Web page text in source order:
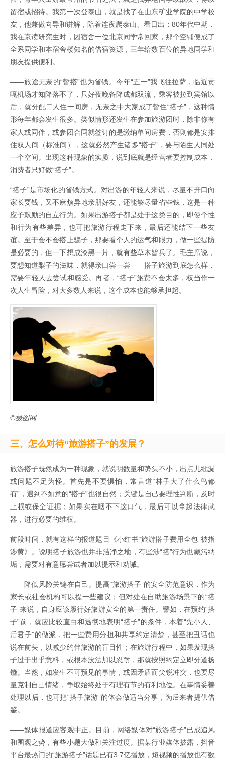
留宿或招待。我第一次登泰山，就是找了在山东矿业学院的中学校
友，他兼做向导和讲解，陪着连夜爬泰山、看日出；80年代中期，
我在京读研究生时，因宿舍一位北京同学常回家，那个空铺便成了
全系同学和本宿舍楼知名的借宿资源，三年给数百位的异地同学和
朋友提供便利。
——旅途无奈的“暂搭”也为省钱。今年“五一”我飞往拉萨，临近贡
嘎机场才知降落不了，只好夜晚备降成都双流，乘客被拉到宾馆以
后，就分配二人住一间房，无奈之中大家成了暂住“搭子”，这种情
形每年都会发生很多。类似情形还发生在参加旅游团时，除非你有
家人或同伴，或参团合同就签订的是缴纳单间房费，否则都是安排
住双人间（标准间），这就必然产生诸多“搭子”，要与陌生人同处
一个空间。出现这种现象的实质，说到底就是经营者要控制成本，
消费者只好做“搭子”。
“搭子”是市场化的省钱方式。对出游的年轻人来说，尽量不开口向
家长要钱，又不麻烦异地亲朋好友，还能够尽量省些钱，这是一种
应予鼓励的自立行为。如果出游搭子都是处于这类目的，即使个性
和行为有些差异，也可把旅游行程走下来，最后还能结下一些友
谊。至于会不会搭上骗子，那要看个人的运气和眼力，做一些提防
是必要的，但一下想成漆黑一片，就有些草木皆兵了。毛主席说，
要想知道梨子的滋味，就得亲口尝一尝——搭子旅游到底怎么样，
需要年轻人去尝试和感受。再者，“搭子”旅费不会太多，权当作一
次人生冒险，对大多数人来说，这个成本也能够承担起。
©摄图网
三、怎么对待“旅游搭子”的发展？
旅游搭子既然成为一种现象，就说明数量和势头不小，出点儿纰漏
或问题不足为怪。首先是不要惧怕，常言道“林子大了什么鸟都
有”，遇到不如意的“搭子”也很自然；关键是自己要理性判断，及时
止损或保全证据；如果实在咽不下这口气，最后可以拿起法律武
器，进行必要的维权。
前段时间，就有这样的报道题目《小红书“旅游搭子费用全包”被指
涉黄》。说明搭子旅游也并非洁净之地，有些涉“搭”行为也藏污纳
垢，需要对有意愿尝试者加以提示和劝诫。
——降低风险关键在自己。提高“旅游搭子”的安全防范意识，作为
家长或社会机构可以提一些建议；但对处在自助旅游场景下的“搭
子”来说，自身应该履行好旅游安全的第一责任。譬如，在预约“搭
子”前，就应比较直白和透彻地表明“搭子”的条件，本着“先小人、
后君子”的做派，把一些费用分担和共享约定清楚，甚至把丑话也
说在前头，以减少约伴旅游的盲目性；在旅游行程中，如果发现搭
子过于出乎意料，或根本没法加以忍耐，那就按照约定立即分道扬
镳。当然，如发生不可预见的事情，或因矛盾而尖锐冲突，也要尽
量克制自己情绪，争取始终处于有理有节的有利地位。在事情妥善
处理以后，也可把“搭子旅游”的体会做适当分享，为后来者提供借
鉴。
——媒体报道应客观中正。目前，网络媒体对“旅游搭子”已成追风
和围观之势，有些小题大做和关注过度。据某行业媒体披露，抖音
平台最热门的“旅游搭子”话题已有3.7亿播放，短视频的播放也有数